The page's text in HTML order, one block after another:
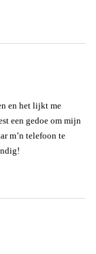
en het lijkt me
een gedoe om mijn
m’n telefoon te